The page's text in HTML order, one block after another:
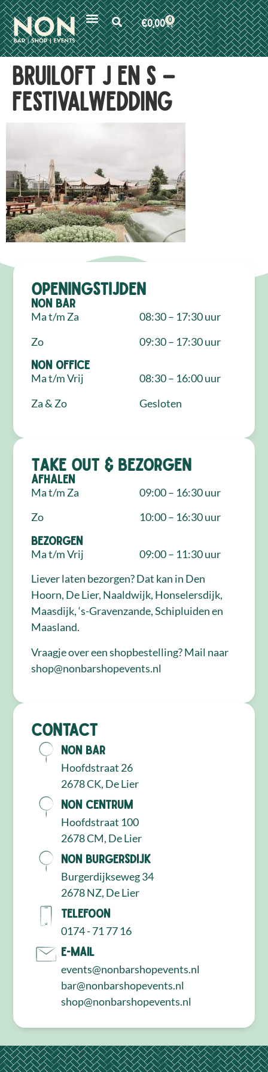
€0,00 0
Bruiloft J en S –
festivalwedding
Openingstijden
NON Bar
Ma t/m Za
Zo
08:30 – 17:30 uur
09:30 – 17:30 uur
NON Office
Ma t/m Vrij
Za & Zo
08:30 – 16:00 uur
Gesloten
Take out & bezorgen
Afhalen
Ma t/m Za
Zo
09:00 – 16:30 uur
10:00 – 16:30 uur
Bezorgen
Ma t/m Vrij
09:00 – 11:30 uur
Liever laten bezorgen? Dat kan in Den
Hoorn, De Lier, Naaldwijk, Honselersdijk,
Maasdijk, ‘s-Gravenzande, Schipluiden en
Maasland.
Vraagje over een shopbestelling? Mail naar
shop@nonbarshopevents.nl
Contact
NON Bar
Hoofdstraat 26
2678 CK, De Lier
NON Centrum
Hoofdstraat 100
2678 CM, De Lier
NON Burgersdijk
Burgerdijkseweg 34
2678 NZ, De Lier
Telefoon
0174 - 71 77 16
E-mail
events@nonbarshopevents.nl
bar@nonbarshopevents.nl
shop@nonbarshopevents.nl